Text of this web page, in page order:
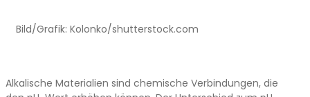
Bild/Grafik: Kolonko/shutterstock.com
Alkalische Materialien sind chemische Verbindungen, die